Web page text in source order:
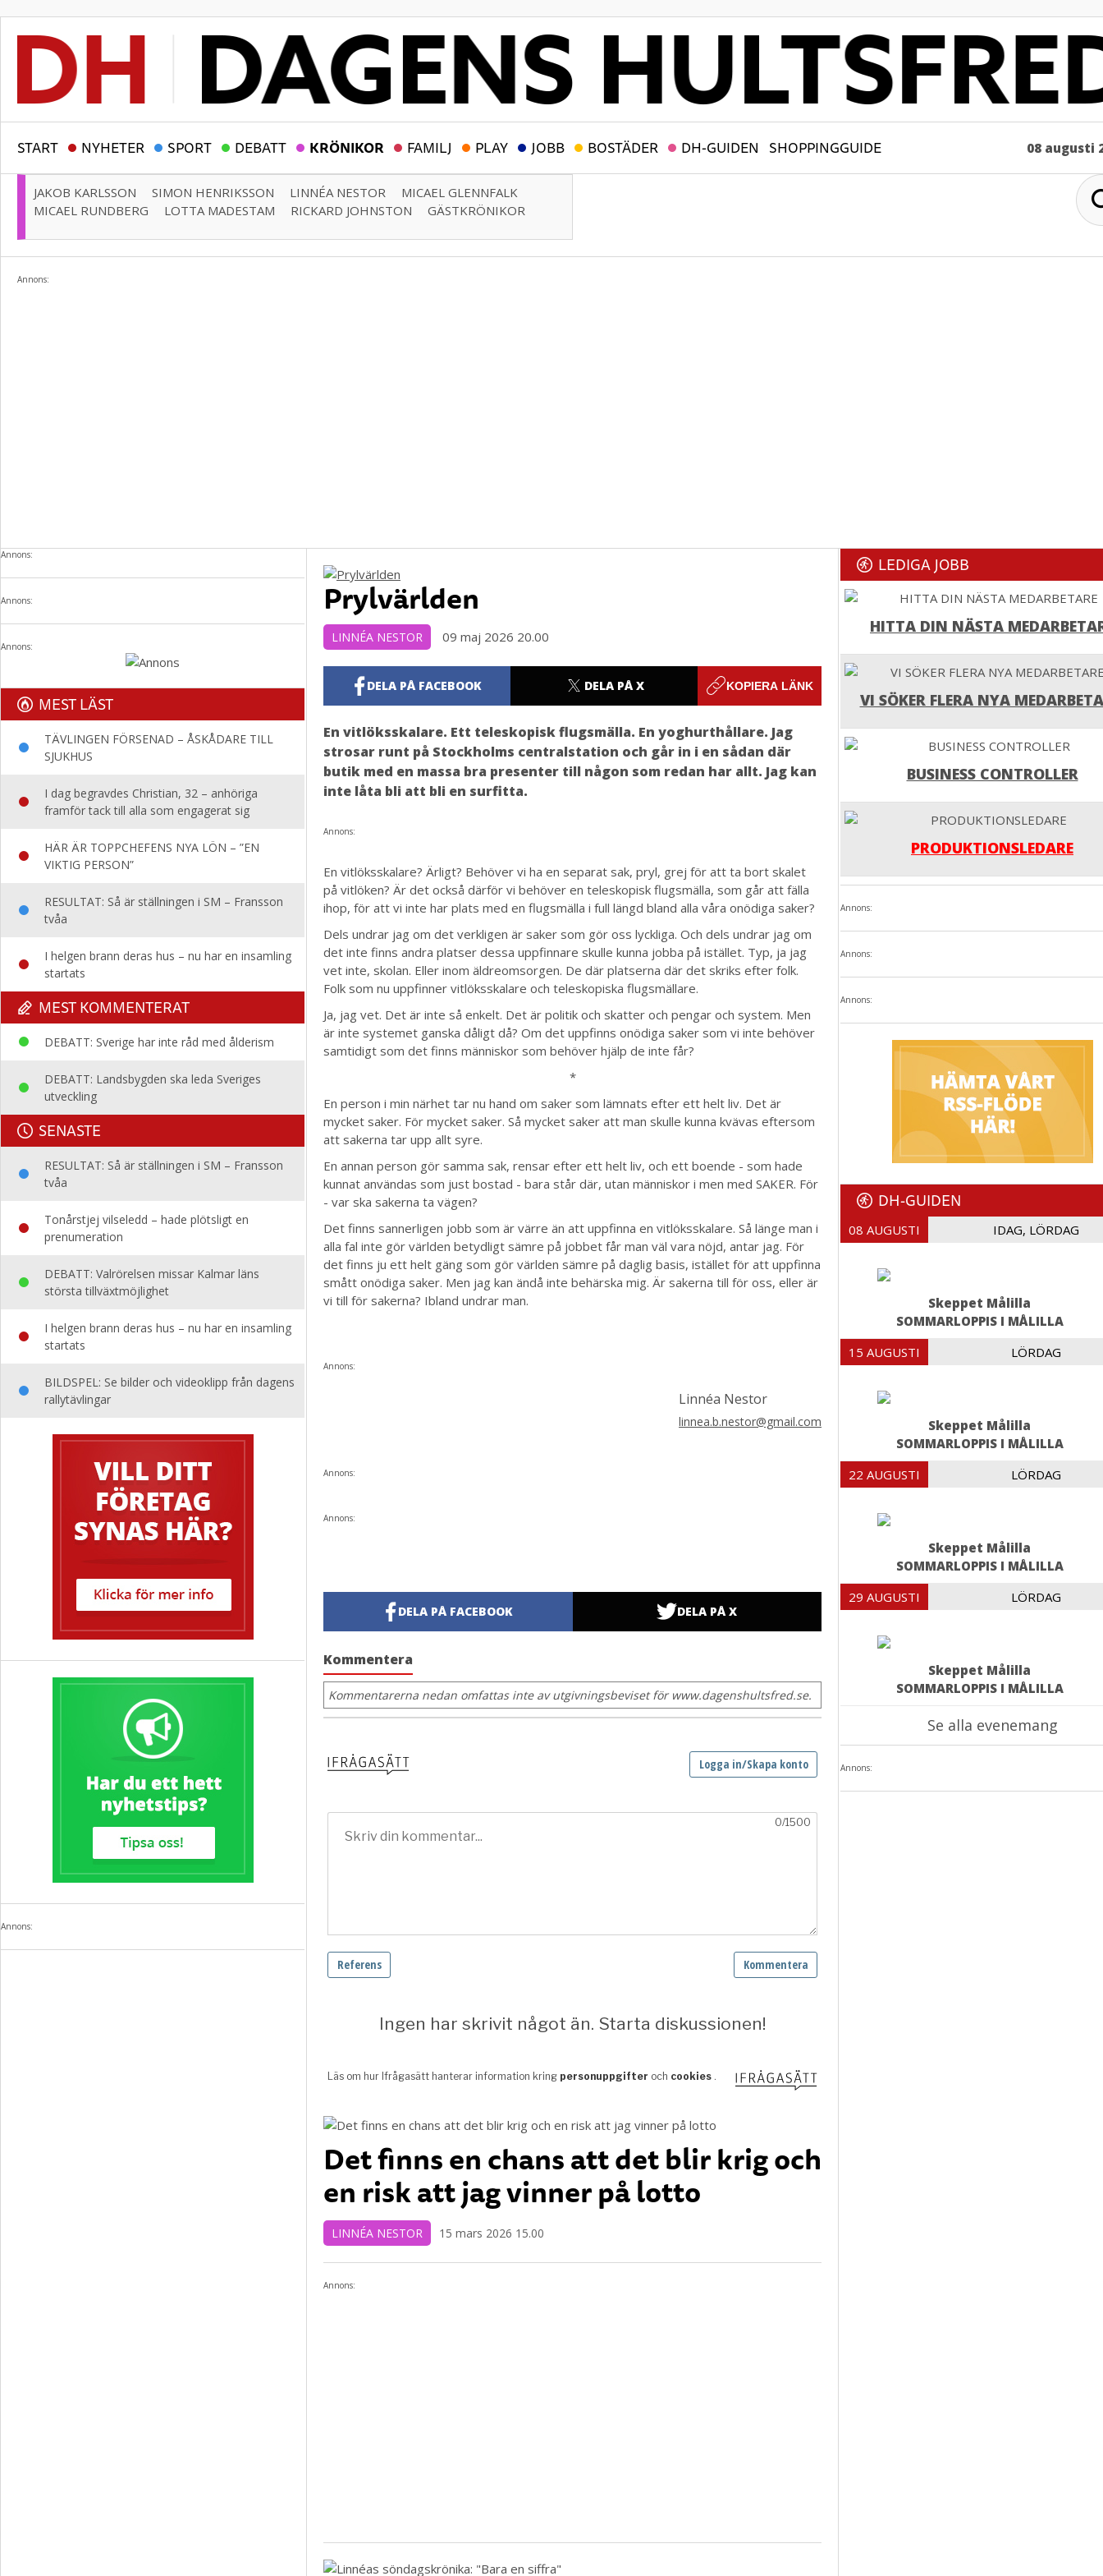
START NYHETER SPORT DEBATT KRÖNIKOR FAMILJ PLAY JOBB BOSTÄDER DH-GUIDEN SHOPPINGGUIDE 08 augusti
JAKOB KARLSSON SIMON HENRIKSSON LINNÉA NESTOR
MICAEL GLENNFALK
MICAEL RUNDBERG
LOTTA MADESTAM RICKARD JOHNSTON GÄSTKRÖNIKOR
Annons:
Annons:
Annons:
Annons:
MEST LÄST
TÄVLINGEN FÖRSENAD – ÅSKÅDARE TILL
SJUKHUS
I dag begravdes Christian, 32 – anhöriga
framför tack till alla som engagerat sig
HÄR ÄR TOPPCHEFENS NYA LÖN – ”EN
VIKTIG PERSON”
RESULTAT: Så är ställningen i SM – Fransson
tvåa
I helgen brann deras hus – nu har en insamling
startats
MEST KOMMENTERAT
DEBATT: Sverige har inte råd med ålderism
DEBATT: Landsbygden ska leda Sveriges
utveckling
SENASTE
RESULTAT: Så är ställningen i SM – Fransson
tvåa
Tonårstjej vilseledd – hade plötsligt en
prenumeration
DEBATT: Valrörelsen missar Kalmar läns
största tillväxtmöjlighet
I helgen brann deras hus – nu har en insamling
startats
BILDSPEL: Se bilder och videoklipp från dagens
rallytävlingar
Annons:
Prylvärlden
LINNÉA NESTOR 09 maj 2026 20.00
DELA PÅ FACEBOOK DELA PÅ X KOPIERA LÄNK
En vitlöksskalare. Ett teleskopisk flugsmälla. En yoghurthållare. Jag
strosar runt på Stockholms centralstation och går in i en sådan där
butik med en massa bra presenter till någon som redan har allt. Jag kan
inte låta bli att bli en surfitta.
Annons:
En vitlöksskalare? Ärligt? Behöver vi ha en separat sak, pryl, grej för att ta bort skalet
på vitlöken? Är det också därför vi behöver en teleskopisk flugsmälla, som går att fälla
ihop, för att vi inte har plats med en flugsmälla i full längd bland alla våra onödiga saker?
Dels undrar jag om det verkligen är saker som gör oss lyckliga. Och dels undrar jag om
det inte finns andra platser dessa uppfinnare skulle kunna jobba på istället. Typ, ja jag
vet inte, skolan. Eller inom äldreomsorgen. De där platserna där det skriks efter folk.
Folk som nu uppfinner vitlöksskalare och teleskopiska flugsmällare.
Ja, jag vet. Det är inte så enkelt. Det är politik och skatter och pengar och system. Men
är inte systemet ganska dåligt då? Om det uppfinns onödiga saker som vi inte behöver
samtidigt som det finns människor som behöver hjälp de inte får?
*
En person i min närhet tar nu hand om saker som lämnats efter ett helt liv. Det är
mycket saker. För mycket saker. Så mycket saker att man skulle kunna kvävas eftersom
att sakerna tar upp allt syre.
En annan person gör samma sak, rensar efter ett helt liv, och ett boende - som hade
kunnat användas som just bostad - bara står där, utan människor i men med SAKER. För
- var ska sakerna ta vägen?
Det finns sannerligen jobb som är värre än att uppfinna en vitlöksskalare. Så länge man i
alla fal inte gör världen betydligt sämre på jobbet får man väl vara nöjd, antar jag. För
det finns ju ett helt gäng som gör världen sämre på daglig basis, istället för att uppfinna
smått onödiga saker. Men jag kan ändå inte behärska mig. Är sakerna till för oss, eller är
vi till för sakerna? Ibland undrar man.
Annons:
Linnéa Nestor
linnea.b.nestor@gmail.com
Annons:
Annons:
DELA PÅ FACEBOOK DELA PÅ X
Kommentera
Kommentarerna nedan omfattas inte av utgivningsbeviset för www.dagenshultsfred.se.
Det finns en chans att det blir krig och
en risk att jag vinner på lotto
LINNÉA NESTOR 15 mars 2026 15.00
Annons:
LEDIGA JOBB
HITTA DIN NÄSTA
VI SÖKER FLERA NYA
BUSINESS CONTROLLER
PRODUKTIONSLEDARE
Annons:
Annons:
Annons:
DH-GUIDEN
08 AUGUSTI IDAG, LÖRDAG
Skeppet Målilla
SOMMARLOPPIS I MÅLILLA
15 AUGUSTI LÖRDAG
Skeppet Målilla
SOMMARLOPPIS I MÅLILLA
22 AUGUSTI LÖRDAG
Skeppet Målilla
SOMMARLOPPIS I MÅLILLA
29 AUGUSTI LÖRDAG
Skeppet Målilla
SOMMARLOPPIS I MÅLILLA
Se alla evenemang
Annons: